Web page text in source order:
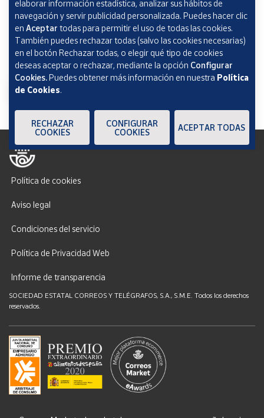
Correos Market
Política de cookies
Aviso legal
Condiciones del servicio
Política de Privacidad Web
Informe de transparencia
SOCIEDAD ESTATAL CORREOS Y TELÉGRAFOS, S.A., S.M.E. Todos los derechos
reservados.
elaborar información estadística, analizar sus hábitos de
navegación y servir publicidad personalizada. Puedes hacer clic
en Aceptar todas para permitir el uso de todas las cookies.
También puedes rechazar todas (salvo las cookies necesarias)
en el botón Rechazar todas, o elegir qué tipo de cookies
deseas aceptar o rechazar, mediante la opción Configurar
Cookies.Puedes obtener más información en nuestra Política
de Cookies.
RECHAZAR
COOKIES
CONFIGURAR
COOKIES
ACEPTAR TODAS